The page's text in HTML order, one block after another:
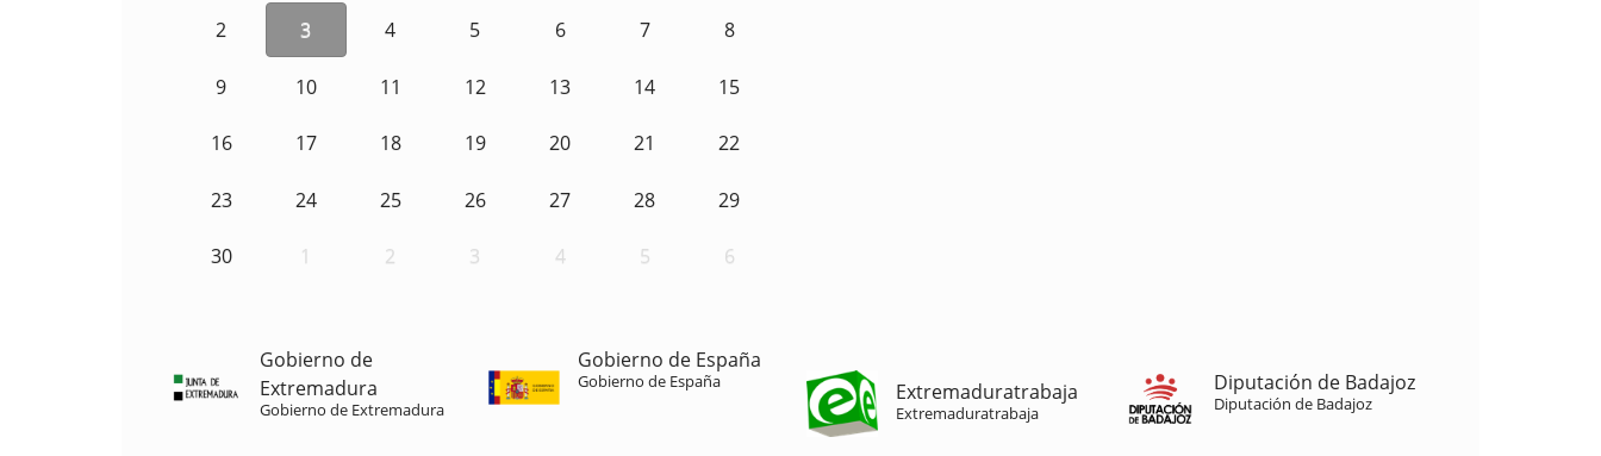
2 3 4 5 6 7 8
9 10 11 12 13 14 15
16 17 18 19 20 21 22
23 24 25 26 27 28 29
30 1 2 3 4 5 6
Gobierno de
Extremadura
Gobierno de Extremadura
Gobierno de España
Gobierno de España Extremaduratrabaja
Extremaduratrabaja
Diputación de Badajoz
Diputación de Badajoz